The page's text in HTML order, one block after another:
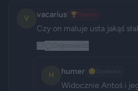
V vacarius 🏆Master
Czy on maluje usta jakąś
H humer 😏
Widocznie Antoś i